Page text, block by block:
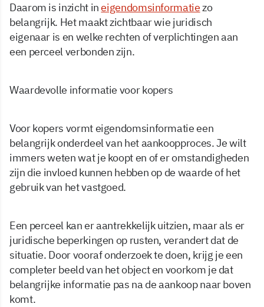
Daarom is inzicht ineigendomsinformatiezo
belangrijk. Het maakt zichtbaar wie juridisch
eigenaar is en welke rechten of verplichtingen aan
een perceel verbonden zijn.
Waardevolle informatie voor kopers
Voor kopers vormt eigendomsinformatie een
belangrijk onderdeel van het aankoopproces. Je wilt
immers weten wat je koopt en of er omstandigheden
zijn die invloed kunnen hebben op de waarde of het
gebruik van het vastgoed.
Een perceel kan er aantrekkelijk uitzien, maar als er
juridische beperkingen op rusten, verandert dat de
situatie. Door vooraf onderzoek te doen, krijg je een
completer beeld van het object en voorkom je dat
belangrijke informatie pas na de aankoop naar boven
komt.